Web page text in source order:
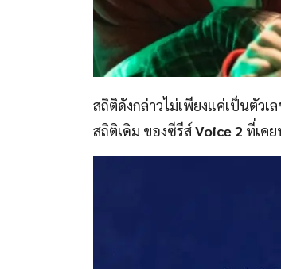
สถิติดังกล่าวไม่เพียงแค่เป็นตัว
สถิติเดิม ของซีรีส์Voice 2 ที่เคย